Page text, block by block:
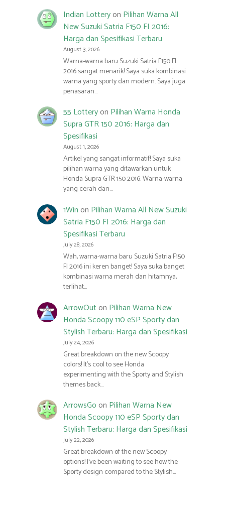
Indian Lotteryon Pilihan Warna All
New Suzuki Satria F150 FI 2016:
Harga dan Spesifikasi Terbaru
August 3, 2026
Warna-warna baru Suzuki Satria F150 FI
2016 sangat menarik! Saya suka kombinasi
warna yang sporty dan modern. Saya juga
penasaran…
55 Lotteryon Pilihan Warna Honda
Supra GTR 150 2016: Harga dan
Spesifikasi
August 1, 2026
Artikel yang sangat informatif! Saya suka
pilihan warna yang ditawarkan untuk
Honda Supra GTR 150 2016. Warna-warna
yang cerah dan…
1Winon Pilihan Warna All New Suzuki
Satria F150 FI 2016: Harga dan
Spesifikasi Terbaru
July 28, 2026
Wah, warna-warna baru Suzuki Satria F150
FI 2016 ini keren banget! Saya suka banget
kombinasi warna merah dan hitamnya,
terlihat…
ArrowOuton Pilihan Warna New
Honda Scoopy 110 eSP Sporty dan
Stylish Terbaru: Harga dan Spesifikasi
July 24, 2026
Great breakdown on the new Scoopy
colors! It’s cool to see Honda
experimenting with the Sporty and Stylish
themes back…
ArrowsGoon Pilihan Warna New
Honda Scoopy 110 eSP Sporty dan
Stylish Terbaru: Harga dan Spesifikasi
July 22, 2026
Great breakdown of the new Scoopy
options! I’ve been waiting to see how the
Sporty design compared to the Stylish…